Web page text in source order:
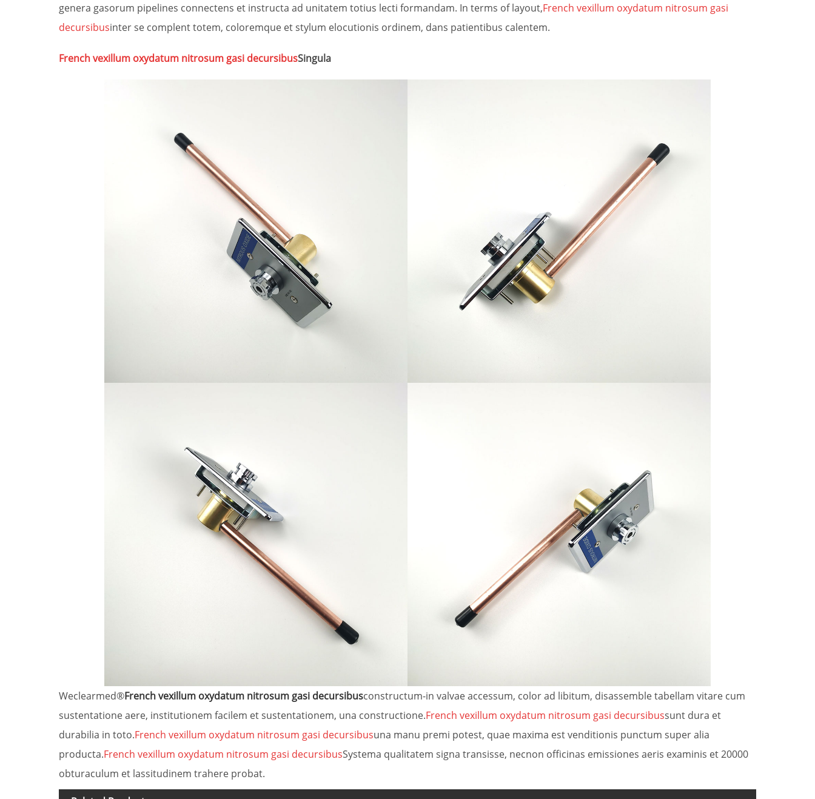
genera gasorum pipelines connectens et instructa ad unitatem totius lecti formandam. In terms of layout,French vexillum oxydatum nitrosum gasi
decursibusinter se complent totem, coloremque et stylum elocutionis ordinem, dans patientibus calentem.
French vexillum oxydatum nitrosum gasi decursibusSingula
Weclearmed®French vexillum oxydatum nitrosum gasi decursibusconstructum-in valvae accessum, color ad libitum, disassemble tabellam vitare cum
sustentatione aere, institutionem facilem et sustentationem, una constructione.French vexillum oxydatum nitrosum gasi decursibussunt dura et
durabilia in toto.French vexillum oxydatum nitrosum gasi decursibusuna manu premi potest, quae maxima est venditionis punctum super alia
producta.French vexillum oxydatum nitrosum gasi decursibusSystema qualitatem signa transisse, necnon officinas emissiones aeris examinis et 20000
obturaculum et lassitudinem trahere probat.